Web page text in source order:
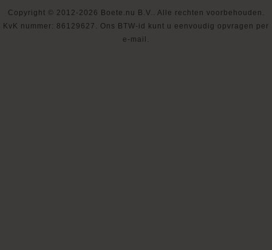
Copyright © 2012-2026 Boete.nu B.V.. Alle rechten voorbehouden.
KvK nummer: 86129627. Ons BTW-id kunt u eenvoudig opvragen per
e-mail.